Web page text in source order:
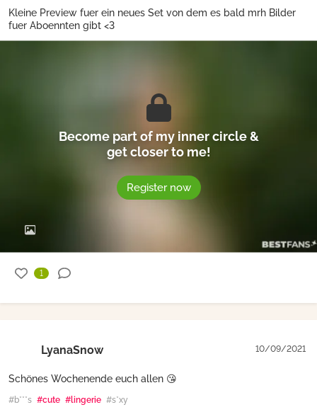
Kleine Preview fuer ein neues Set von dem es bald mrh Bilder
fuer Aboennten gibt <3
Become part of my inner circle &
get closer to me!
Register now
1
LyanaSnow 10/09/2021
Schönes Wochenende euch allen 😘
#b***s #cute #lingerie #s*xy